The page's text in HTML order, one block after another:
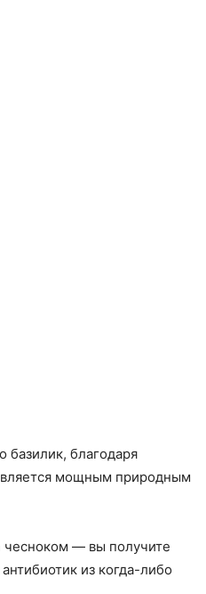
базилик, благодаря
мощным природным
чесноком — вы получите
из когда-либо